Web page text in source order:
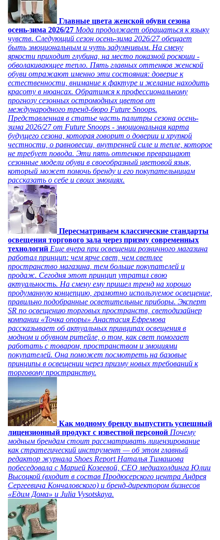
Главные цвета женской обуви сезона
осень-зима 2026/27 Мода продолжает обращаться к языку
чувств. Следующий сезон осень-зима 2026/27 обещает
быть эмоциональным и чуть задумчивым. На смену
яркости приходит глубина, на место показной роскоши -
обволакивающее тепло. Пять главных оттенков женской
обуви отражают именно эти состояния: доверие к
естественности, внимание к фактуре и желание находить
красоту в нюансах. Обратимся к профессиональному
прогнозу сезонных остромодных цветов от
международного тренд-бюро Future Snoops.
Представленная в статье часть палитры сезона осень-
зима 2026/27 от Future Snoops - эмоциональная карта
будущего сезона, которая говорит о доверии и хрупкой
честности, о равновесии, внутренней силе и тепле, которое
не требует повода. Эти пять оттенков превращают
сезонные модели обуви в своеобразный цветовой язык,
который может помочь бренду и его покупательницам
рассказать о себе и своих эмоциях.
Пересматриваем классические стандарты
освещения торгового зала через призму современных
технологий Еще вчера при освещении розничного магазина
работал принцип: чем ярче свет, чем светлее
пространство магазина, тем больше покупателей и
продаж. Сегодня этот принцип утратил свою
актуальность. На смену ему пришел тренд на хорошо
продуманную концепцию, грамотно используемое освещение,
правильно подобранные осветительные приборы. Эксперт
SR по освещению торговых пространств, светодизайнер
компании «Точка опоры» Анастасия Ефремова
рассказывает об актуальных принципах освещения в
модном и обувном ритейле, о том, как свет помогает
работать с товаром, пространством и эмоциями
покупателей. Она поможет посмотреть на базовые
принципы в освещении через призму новых требований к
торговому пространству.
Как модному бренду выпустить успешный
лицензионный продукт с известной персоной Почему
модным брендам стоит рассматривать лицензирование
как стратегический инструмент — об этом главный
редактор журнала Shoes Report Наталья Тимашова
побеседовала с Марией Козеевой, СЕО медиахолдинга Юлии
Высоцкой (входит в состав Продюсерского центра Андрея
Сергеевича Кончаловского) и бренд-директором бизнесов
«Едим Дома» и Julia Vysotskaya.